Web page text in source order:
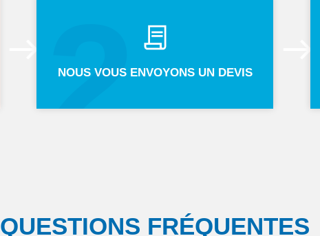
NOUS VOUS ENVOYONS UN DEVIS
2
QUESTIONS FRÉQUENTES